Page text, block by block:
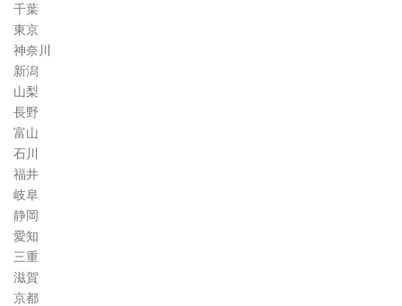
千葉
東京
神奈川
新潟
山梨
長野
富山
石川
福井
岐阜
静岡
愛知
三重
滋賀
京都